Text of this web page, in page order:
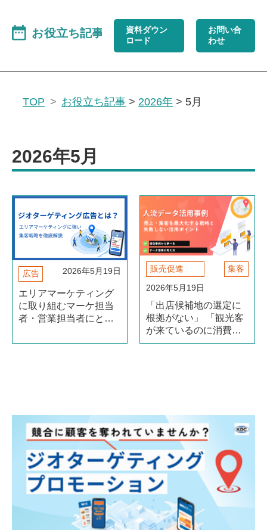
資料ダウン
ロード
お問い合
わせ
TOP お役立ち記事 > 2026年 > 5月
2026年5月
広告 2026年5月19日
​エリアマーケティング
に取り組むマーケ担当
者・営業担当者にとっ
告費をなくすか」は永
ら解消する手法が（続
きを読む）
販売促進
集客
2026年5月19日
「出店候補地の選定に
根拠がない」 「観光客
が来ているのに消費に
繋がらない」 「公共交
いるのか（続きを読
む）